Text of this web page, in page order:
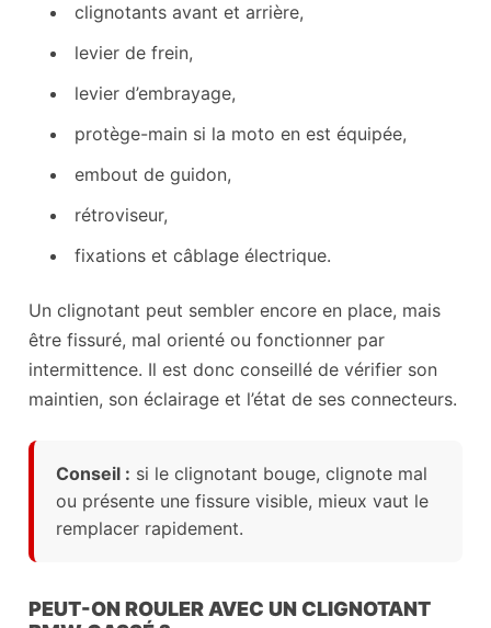
clignotants avant et arrière,
levier de frein,
levier d’embrayage,
protège-main si la moto en est équipée,
embout de guidon,
rétroviseur,
fixations et câblage électrique.
Un clignotant peut sembler encore en place, mais
être fissuré, mal orienté ou fonctionner par
intermittence. Il est donc conseillé de vérifier son
maintien, son éclairage et l’état de ses connecteurs.
Conseil : si le clignotant bouge, clignote mal
ou présente une fissure visible, mieux vaut le
remplacer rapidement.
PEUT-ON ROULER AVEC UN CLIGNOTANT